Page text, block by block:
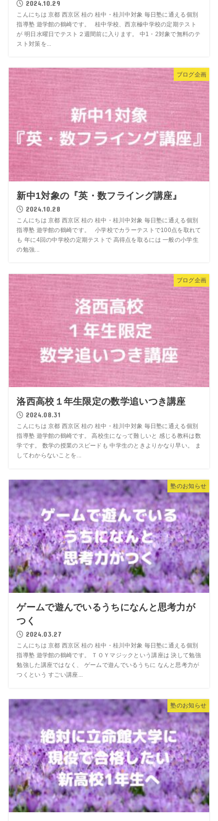
2024.10.29
こんにちは 京都 西京区 桂の 桂中・桂川中対象 毎日塾に通える個別
指導塾 遊学館の鶴崎です。 桂中学校、西京極中学校の定期テスト
が 明日水曜日でテスト２週間前に入ります。 中1・2対象で無料のテ
スト対策を...
ブログ企画
新中1対象の『英・数フライング講座』
2024.10.28
こんにちは 京都 西京区 桂の 桂中・桂川中対象 毎日塾に通える個別
指導塾 遊学館の鶴崎です。 小学校でカラーテストで100点を取れて
も 年に4回の中学校の定期テストで 高得点を取るには 一般の小学生
の勉強...
ブログ企画
洛西高校１年生限定の数学追いつき講座
2024.08.31
こんにちは 京都 西京区 桂の 桂中・桂川中対象 毎日塾に通える個別
指導塾 遊学館の鶴崎です。 高校生になって難しいと 感じる教科は数
学です。 数学の授業のスピードも 中学生のときよりかなり早い。 ま
してわからないことを...
塾のお知らせ
ゲームで遊んでいるうちになんと思考力が
つく
2024.03.27
こんにちは 京都 西京区 桂の 桂中・桂川中対象 毎日塾に通える個別
指導塾 遊学館の鶴崎です。 ＴＯＹマジックという講座は 決して勉強
勉強した講座ではなく、 ゲームで遊んでいるうちに なんと思考力が
つくという すごい講座...
塾のお知らせ